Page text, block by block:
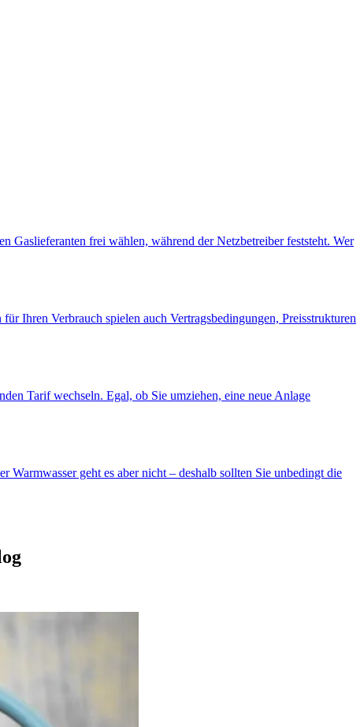
Gaslieferanten frei wählen, während der Netzbetreiber feststeht. Wer
Ihren Verbrauch spielen auch Vertragsbedingungen, Preisstrukturen
Tarif wechseln. Egal, ob Sie umziehen, eine neue Anlage
geht es aber nicht – deshalb sollten Sie unbedingt die